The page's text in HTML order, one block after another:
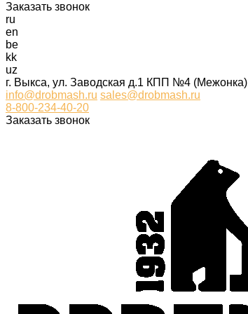
Заказать звонок
ru
en
be
kk
uz
г. Выкса, ул. Заводская д.1 КПП №4 (Межонка)
info@drobmash.ru sales@drobmash.ru
8-800-234-40-20
Заказать звонок